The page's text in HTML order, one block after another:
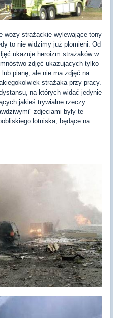
wozy strażackie wylewające tony
to nie widzimy już płomieni. Od
ukazuje heroizm strażaków w
zdjęć ukazujących tylko
pianę, ale nie ma zdjęć na
strażaka przy pracy.
na których widać jedynie
jakieś trywialne rzeczy.
zdjęciami były te
lotniska, będące na